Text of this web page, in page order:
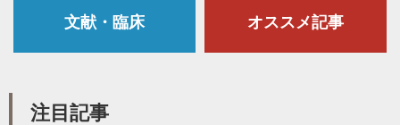
文献・臨床 オススメ記事
注目記事